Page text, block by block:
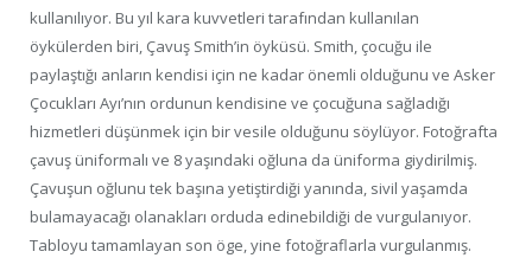
kullanılıyor. Bu yıl kara kuvvetleri tarafından kullanılan
öykülerden biri, Çavuş Smith’in öyküsü. Smith, çocuğu ile
paylaştığı anların kendisi için ne kadar önemli olduğunu ve Asker
Çocukları Ayı’nın ordunun kendisine ve çocuğuna sağladığı
hizmetleri düşünmek için bir vesile olduğunu söylüyor. Fotoğrafta
çavuş üniformalı ve 8 yaşındaki oğluna da üniforma giydirilmiş.
Çavuşun oğlunu tek başına yetiştirdiği yanında, sivil yaşamda
bulamayacağı olanakları orduda edinebildiği de vurgulanıyor.
Tabloyu tamamlayan son öge, yine fotoğraflarla vurgulanmış.